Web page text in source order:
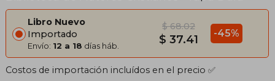
Libro Nuevo
Importado
Envío: 12 a 18 días háb.
$ 68.02
$ 37.41 -45%
Costos de importación incluídos en el precio ✅